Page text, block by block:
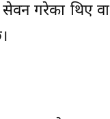
सेवन गरेका थिए वा